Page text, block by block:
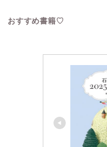
おすすめ書籍♡